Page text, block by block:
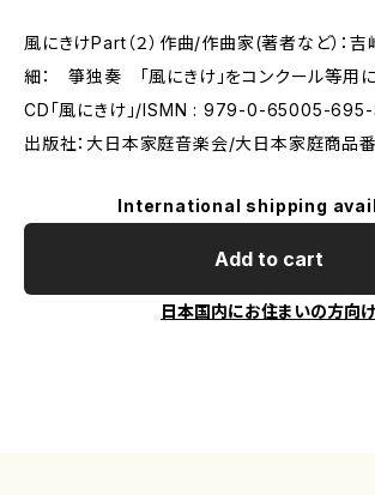
風にきけPart（２）作曲/作曲家(著者など）：
細： 箏独奏 「風にきけ」をコンクール等用
CD「風にきけ」/ISMN : 979-0-65005-
出版社：大日本家庭音楽会/大日本家庭商品
International shipping
Add to cart
日本国内にお住まいの方向け